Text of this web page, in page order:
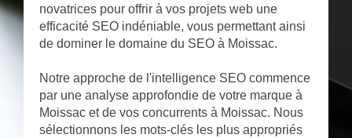
novatrices pour offrir à vos projets web une
efficacité SEO indéniable, vous permettant ainsi
de dominer le domaine du SEO à Moissac.
Notre approche de l'intelligence SEO commence
par une analyse approfondie de votre marque à
Moissac et de vos concurrents à Moissac. Nous
sélectionnons les mots-clés les plus appropriés